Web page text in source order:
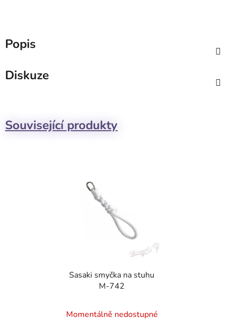
Popis
Diskuze
Související produkty
Sasaki smyčka na stuhu
M-742
Momentálně nedostupné